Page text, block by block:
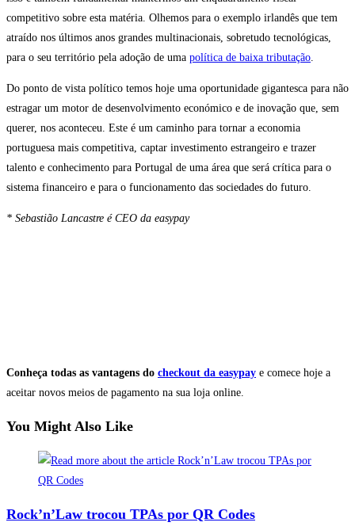
competitivo sobre esta matéria. Olhemos para o exemplo irlandês que tem
atraído nos últimos anos grandes multinacionais, sobretudo tecnológicas,
para o seu território pela adoção de uma política de baixa tributação.
Do ponto de vista político temos hoje uma oportunidade gigantesca para não
estragar um motor de desenvolvimento económico e de inovação que, sem
querer, nos aconteceu. Este é um caminho para tornar a economia
portuguesa mais competitiva, captar investimento estrangeiro e trazer
talento e conhecimento para Portugal de uma área que será crítica para o
sistema financeiro e para o funcionamento das sociedades do futuro.
* Sebastião Lancastre é CEO da easypay
Conheça todas as vantagens do checkout da easypay e comece hoje a
aceitar novos meios de pagamento na sua loja online.
You Might Also Like
Rock’n’Law trocou TPAs por QR Codes